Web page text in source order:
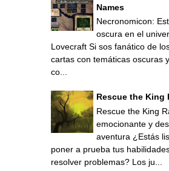
Names
Necronomicon:
oscura en el
Lovecraft Si sos fanático de
cartas con temáticas oscuras
co...
Rescue the King
Rescue the King
emocionante y
aventura ¿Estás
poner a prueba tus
resolver problemas? Los ju...